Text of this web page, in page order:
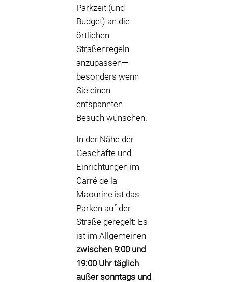
Parkzeit (und
Budget) an die
örtlichen
Straßenregeln
anzupassen—
besonders wenn
Sie einen
entspannten
Besuch wünschen.
In der Nähe der
Geschäfte und
Einrichtungen im
Carré de la
Maourine ist das
Parken auf der
Straße geregelt: Es
ist im Allgemeinen
zwischen 9:00 und
19:00 Uhr täglich
außer sonntags und